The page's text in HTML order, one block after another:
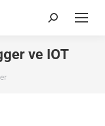
Search:
ve IOT